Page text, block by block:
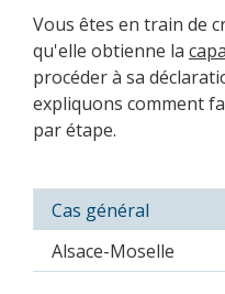
Vous êtes en train de
qu'elle obtienne la
procéder à sa
expliquons comment
par étape.
Cas général
Alsace-Moselle